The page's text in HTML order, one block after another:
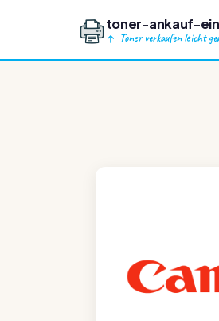
toner-ankauf-
Toner verkaufen leicht